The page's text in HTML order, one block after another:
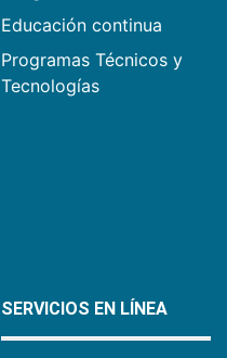
Educación continua
Programas Técnicos y
Tecnologías
SERVICIOS EN LÍNEA